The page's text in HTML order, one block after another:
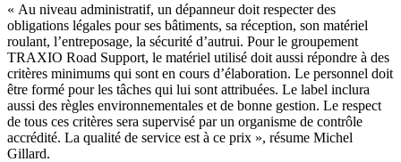
« Au niveau administratif, un dépanneur doit respecter des
obligations légales pour ses bâtiments, sa réception, son matériel
roulant, l’entreposage, la sécurité d’autrui. Pour le groupement
TRAXIO Road Support, le matériel utilisé doit aussi répondre à des
critères minimums qui sont en cours d’élaboration. Le personnel doit
être formé pour les tâches qui lui sont attribuées. Le label inclura
aussi des règles environnementales et de bonne gestion. Le respect
de tous ces critères sera supervisé par un organisme de contrôle
accrédité. La qualité de service est à ce prix », résume Michel
Gillard.